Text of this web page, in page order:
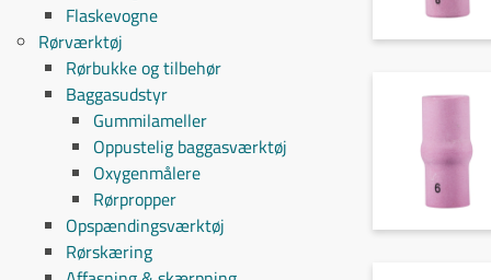
Flaskevogne
Rørværktøj
Rørbukke og tilbehør
Baggasudstyr
Gummilameller
Oppustelig baggasværktøj
Oxygenmålere
Rørpropper
Opspændingsværktøj
Rørskæring